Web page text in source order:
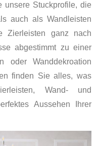
Stuckprofile, die
auch als Wandleisten
Zierleisten ganz nach
abgestimmt zu einer
oder Wanddekroation
finden Sie alles, was
Wand- und
Aussehen Ihrer